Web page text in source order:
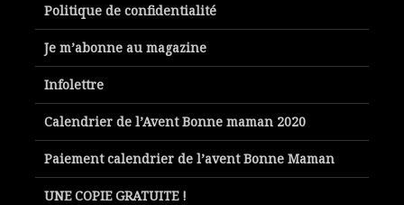
Politique de confidentialité
Je m’abonne au magazine
Infolettre
Calendrier de l’Avent Bonne maman 2020
Paiement calendrier de l’avent Bonne Maman
UNE COPIE GRATUITE !